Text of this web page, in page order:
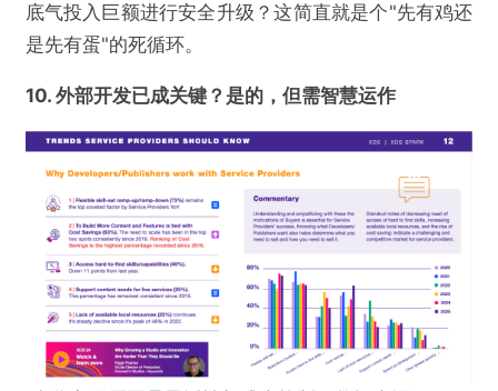
底气投入巨额进行安全升级？这简直就是个"先有鸡还
是先有蛋"的死循环。
10. 外部开发已成关键？是的， 但需智慧运作